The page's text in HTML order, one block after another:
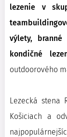
lezenie v
výlety,
kondičné
outdoorového
Lezecká stena
Košiciach a